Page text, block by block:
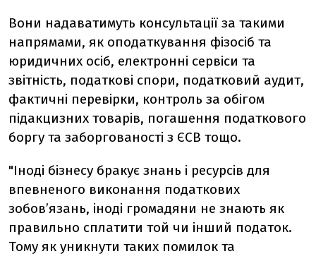
Вони надаватимуть консультації за такими
напрямами, як оподаткування фізосіб та
юридичних осіб, електронні сервіси та
звітність, податкові спори, податковий аудит,
фактичні перевірки, контроль за обігом
підакцизних товарів, погашення податкового
боргу та заборгованості з ЄСВ тощо.
"Іноді бізнесу бракує знань і ресурсів для
впевненого виконання податкових
зобов’язань, іноді громадяни не знають як
правильно сплатити той чи інший податок.
Тому як уникнути таких помилок та